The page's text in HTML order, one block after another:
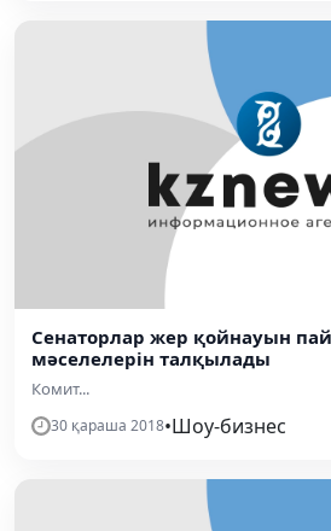
Сенаторлар жер қойнауын
мәселелерін талқылады
Комит...
30 қараша 2018•Шоу-бизнес